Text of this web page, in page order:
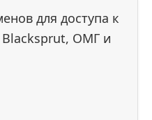
для доступа к
ОМГ и